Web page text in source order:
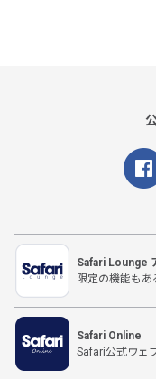
Safari Lounge
限定の機能も
Safari Online
Safari公式ウェ